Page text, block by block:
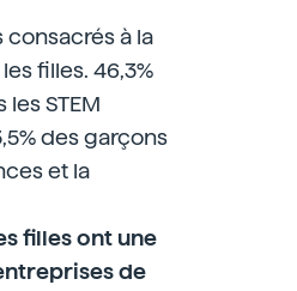
à la
filles. 46,3%
STEM
des garçons
et la
filles ont une
de